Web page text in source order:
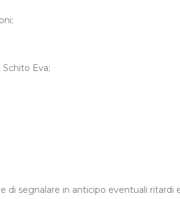
Schito Eva;
di segnalare in anticipo eventuali ritardi